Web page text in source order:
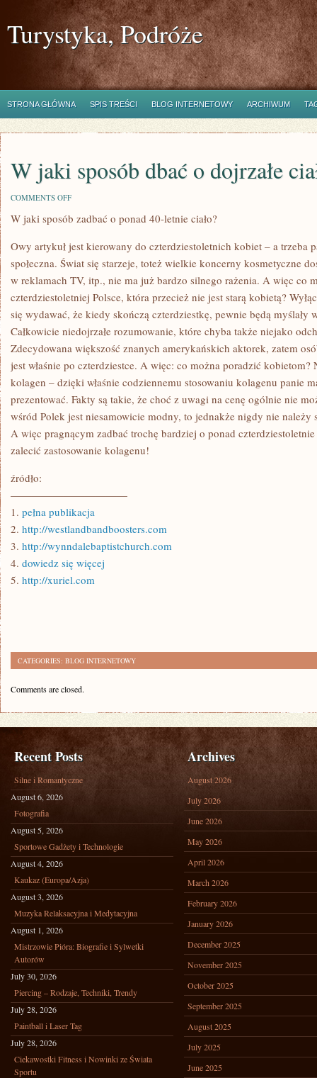
Turystyka, Podróże
STRONA GŁÓWNA SPIS TREŚCI BLOG INTERNETOWY ARCHIWUM
W jaki sposób dbać o dojrzałe
COMMENTS OFFON
JAKI
O
DOJRZAŁE
CIAŁO?
W jaki sposób zadbać o ponad 40-letnie ciało?
Owy artykuł jest kierowany do czterdziestoletnich kobiet – a trzeba
społeczna. Świat się starzeje, toteż wielkie koncerny kosmetyczne
w reklamach TV, itp., nie ma już bardzo silnego rażenia. A więc co
czterdziestoletniej Polsce, która przecież nie jest starą kobietą?
się wydawać, że kiedy skończą czterdziestkę, pewnie będą myślały
Całkowicie niedojrzałe rozumowanie, które chyba także niejako
Zdecydowana większość znanych amerykańskich aktorek, zatem
jest właśnie po czterdziestce. A więc: co można poradzić
kolagen – dzięki właśnie codziennemu stosowaniu kolagenu panie
prezentować. Fakty są takie, że choć z uwagi na cenę ogólnie nie
wśród Polek jest niesamowicie modny, to jednakże nigdy nie należy
A więc pragnącym zadbać trochę bardziej o ponad
zalecić zastosowanie kolagenu!
źródło:
———————————
1. pełna publikacja
2. http://westlandbandboosters.com
3. http://wynndalebaptistchurch.com
4. dowiedz się więcej
5. http://xuriel.com
CATEGORIES: BLOG INTERNETOWY
Comments are closed.
Recent Posts
Silne i Romantyczne
August 6, 2026
Fotografia
August 5, 2026
Sportowe Gadżety i Technologie
August 4, 2026
Kaukaz (Europa/Azja)
August 3, 2026
Muzyka Relaksacyjna i Medytacyjna
August 1, 2026
Mistrzowie Pióra: Biografie i Sylwetki
Autorów
July 30, 2026
Piercing – Rodzaje, Techniki, Trendy
July 28, 2026
Paintball i Laser Tag
July 28, 2026
Ciekawostki Fitness i Nowinki ze Świata
Sportu
Archives
August 2026
July 2026
June 2026
May 2026
April 2026
March 2026
February 2026
January 2026
December 2025
November 2025
October 2025
September 2025
August 2025
July 2025
June 2025